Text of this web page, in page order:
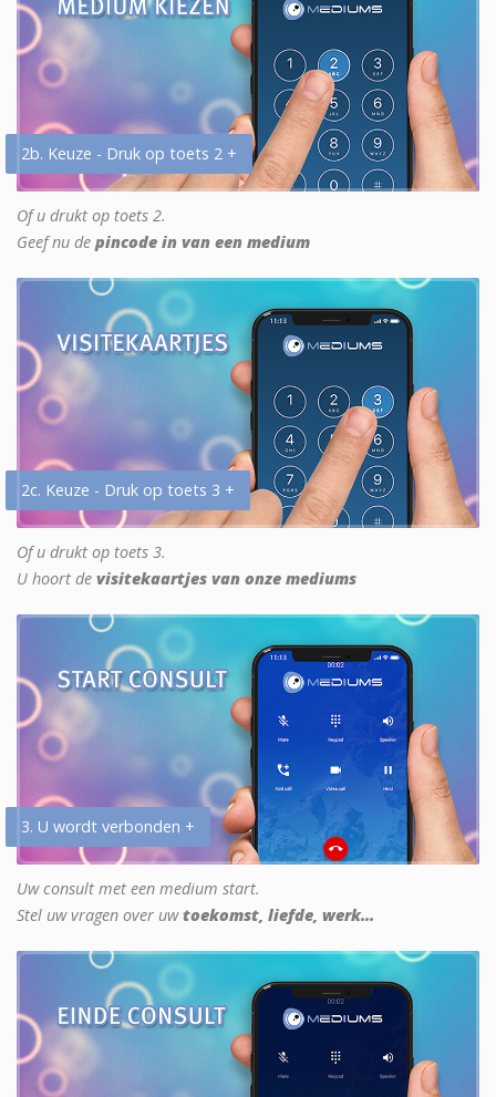
2b. Keuze - Druk op toets 2 +
Of u drukt op toets 2.
Geef nu de pincode in van een medium
2c. Keuze - Druk op toets 3 +
Of u drukt op toets 3.
U hoort de visitekaartjes van onze mediums
3. U wordt verbonden +
Uw consult met een medium start.
Stel uw vragen over uwtoekomst, liefde, werk...